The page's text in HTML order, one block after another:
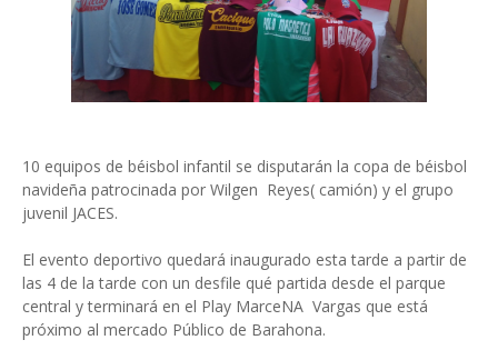
10 equipos de béisbol infantil se disputarán la copa de béisbol
navideña patrocinada por Wilgen Reyes( camión) y el grupo
juvenil JACES.
El evento deportivo quedará inaugurado esta tarde a partir de
las 4 de la tarde con un desfile qué partida desde el parque
central y terminará en el Play MarceNA Vargas que está
próximo al mercado Público de Barahona.